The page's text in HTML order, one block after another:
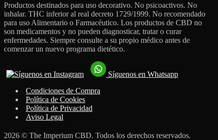
Productos destinados para uso decorativo. No psicoactivos. No
inhalar. THC inferior al real decreto 1729/1999. No recomendado
para uso Alimentario o Farmacéutico. Los productos de CBD no
son medicamentos y no pueden diagnosticar, tratar o curar
enfermedades. Siempre consulte a su propio médico antes de
comenzar un nuevo programa dietético.
Síguenos en Whatsapp
Condiciones de Compra
Política de Cookies
Política de Privacidad
Aviso Legal
2026 © The Imperium CBD. Todos los derechos reservados.